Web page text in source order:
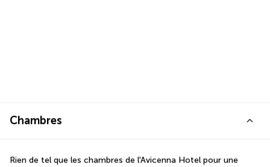
Chambres
Rien de tel que les chambres de l'Avicenna Hotel pour une